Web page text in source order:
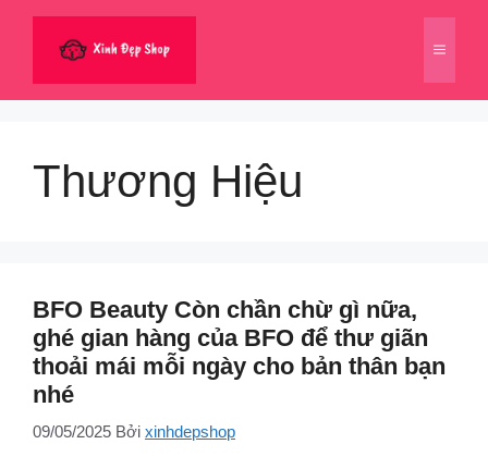
dung
Menu
Thương Hiệu
BFO Beauty Còn chần chừ gì nữa,
ghé gian hàng của BFO để thư giãn
thoải mái mỗi ngày cho bản thân bạn
nhé
09/05/2025 Bởi xinhdepshop